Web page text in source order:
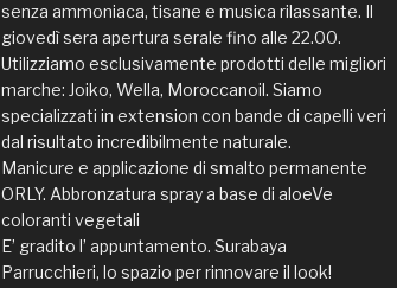
senza ammoniaca, tisane e musica rilassante. Il
giovedì sera apertura serale fino alle 22.00.
Utilizziamo esclusivamente prodotti delle migliori
marche: Joiko, Wella, Moroccanoil. Siamo
specializzati in extension con bande di capelli veri
dal risultato incredibilmente naturale.
Manicure e applicazione di smalto permanente
ORLY. Abbronzatura spray a base di aloeVe
coloranti vegetali
E’ gradito l’ appuntamento. Surabaya
Parrucchieri, lo spazio per rinnovare il look!